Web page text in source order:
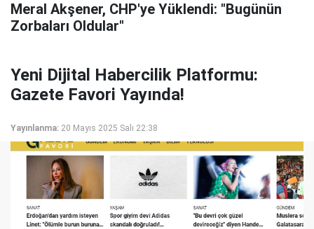
Meral Akşener, CHP'ye Yüklendi: "Bugünün
Zorbaları Oldular"
Yeni Dijital Habercilik Platformu:
Gazete Favori Yayında!
Yayınlanma: 20 Mayıs 2025 Salı 22:38